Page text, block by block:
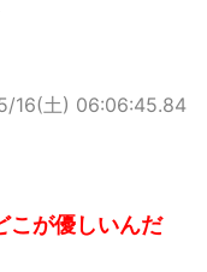
16(土) 06:06:45.84
こが優しいんだ